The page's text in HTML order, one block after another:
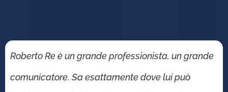
Roberto Re è un grande professionista, un grande
comunicatore. Sa esattamente dove lui può